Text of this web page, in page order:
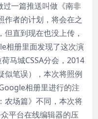
一篇推送叫做《南非
作者的计划，将会在之
直到现在也没上传，
相册里面发现了这次演
马城CSSA分会，2014
似笔误），本次将照例
相册里进行的注
农场篇》不同，本次将
平台在线编辑器的压